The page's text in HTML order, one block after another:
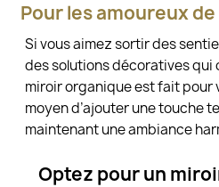
Pour les amoureux
Si vous aimez sortir des
des solutions décoratives qui
miroir organique est fait pour
moyen d’ajouter une touche
maintenant une ambiance
Optez pour un